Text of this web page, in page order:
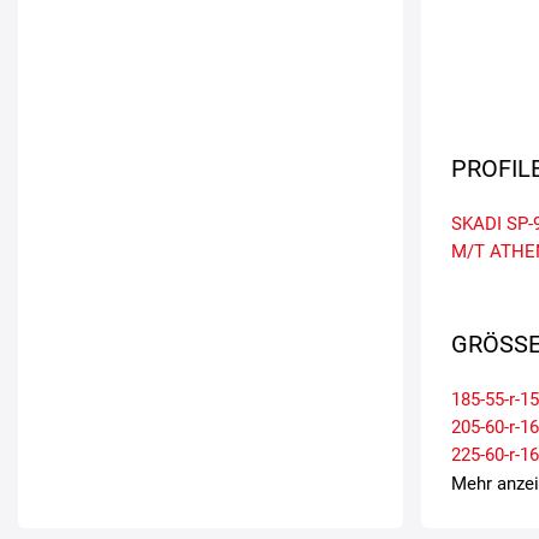
SKADI SP-
M/T
185-55-r-15
205-60-r-16
225-60-r-16
Mehr